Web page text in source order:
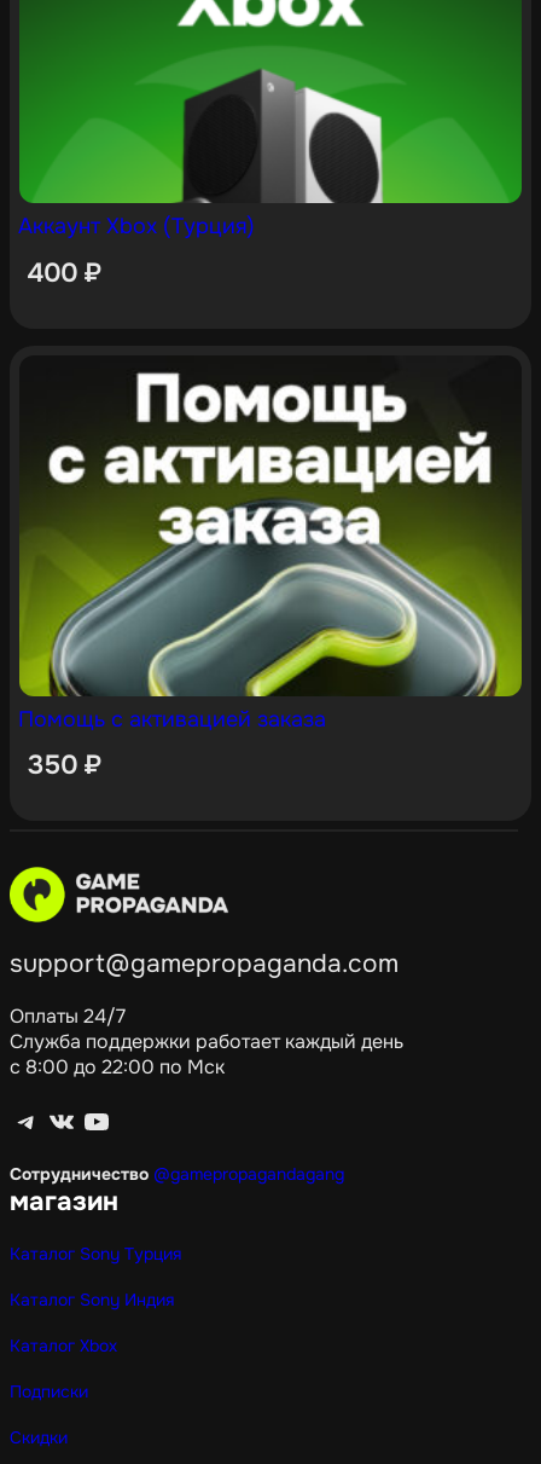
Аккаунт Xbox (Турция)
400 ₽
Помощь с активацией заказа
350 ₽
support@gamepropaganda.com
Оплаты 24/7
Служба поддержки работает каждый день
с 8:00 до 22:00 по Мск
Telegram ВКонтакте YouTube
Сотрудничество @gamepropagandagang
магазин
Каталог Sony Турция
Каталог Sony Индия
Каталог Xbox
Подписки
Скидки